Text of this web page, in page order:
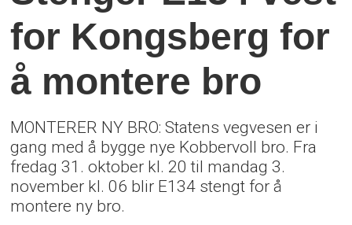
for Kongsberg for
å montere bro
MONTERER NY BRO: Statens vegvesen er i
gang med å bygge nye Kobbervoll bro. Fra
fredag 31. oktober kl. 20 til mandag 3.
november kl. 06 blir E134 stengt for å
montere ny bro.